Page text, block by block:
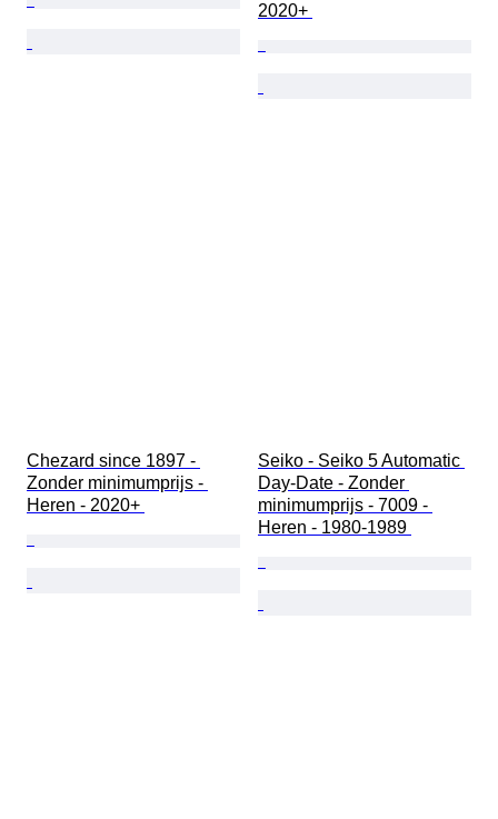
2020+
Chezard since 1897 -
Zonder minimumprijs -
Heren - 2020+
Seiko - Seiko 5 Automatic
Day-Date - Zonder
minimumprijs - 7009 -
Heren - 1980-1989